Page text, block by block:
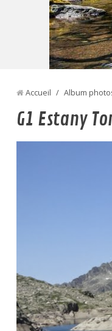
Accueil / Album
G1 Estany